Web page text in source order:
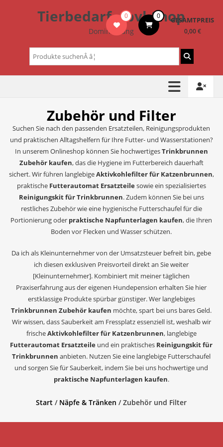
Tierbedarf – bvl-Shop
Dominik Lang
0 0 GESAMTPREIS
0,00 €
Suchen
nach:
Zubehör und Filter
Suchen Sie nach den passenden Ersatzteilen, Reinigungsprodukten
und praktischen Alltagshelfern für Ihre Futter- und Wasserstationen?
In unserem Onlineshop können Sie hochwertigesTrinkbrunnen
Zubehör kaufen, das die Hygiene im Futterbereich dauerhaft
sichert. Wir führen langlebigeAktivkohlefilter für Katzenbrunnen,
praktische Futterautomat Ersatzteile sowie ein spezialisiertes
Reinigungskit für Trinkbrunnen. Zudem können Sie bei uns
restliches Zubehör wie eine hygienische Futterschaufel für die
Portionierung oder praktische Napfunterlagen kaufen, die Ihren
Boden vor Flecken und Wasser schützen.
Da ich als Kleinunternehmer von der Umsatzsteuer befreit bin, gebe
ich diesen exklusiven Preisvorteil direkt an Sie weiter
[Kleinunternehmer]. Kombiniert mit meiner täglichen
Praxiserfahrung aus der eigenen Hundepension erhalten Sie hier
erstklassige Produkte spürbar günstiger. Wer langlebiges
Trinkbrunnen Zubehör kaufen möchte, spart bei uns bares Geld.
Wir wissen, dass Sauberkeit am Fressplatz essenziell ist, weshalb wir
frischeAktivkohlefilter für Katzenbrunnen, langlebige
Futterautomat Ersatzteile und ein praktisches Reinigungskit für
Trinkbrunnen anbieten. Nutzen Sie eine langlebige Futterschaufel
und sorgen Sie für Sauberkeit, indem Sie bei uns hochwertige und
praktische Napfunterlagen kaufen.
Start / Näpfe & Tränken / Zubehör und Filter